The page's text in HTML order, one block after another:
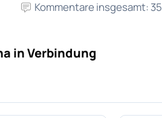
Kommentare insgesamt: 35
in Verbindung